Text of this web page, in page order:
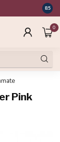
8.5
0
Pink